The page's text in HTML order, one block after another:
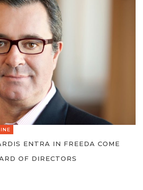
ENTRA IN FREEDA COME
OF DIRECTORS